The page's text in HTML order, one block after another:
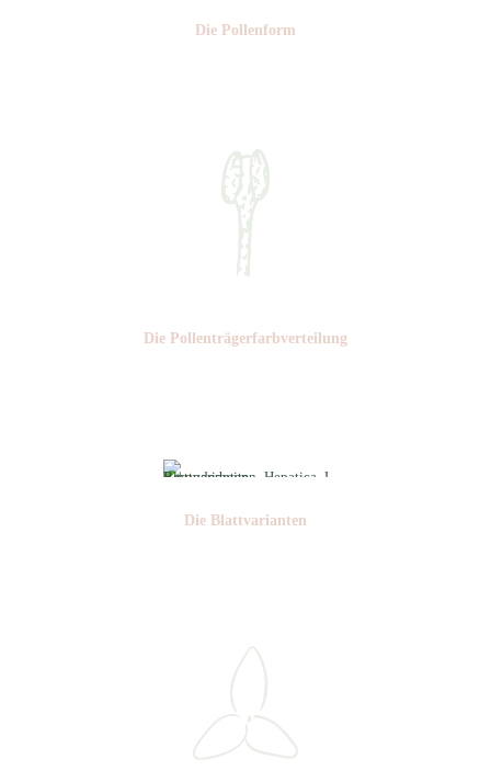
Die Pollen­form
Die Pollen­trägerfarb­verteilung
Die Blattvarianten